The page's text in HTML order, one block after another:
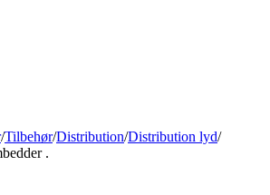
/Tilbehør/Distribution/Distribution lyd/
.